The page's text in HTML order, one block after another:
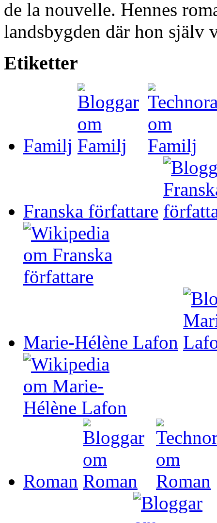
de la nouvelle. Hennes
landsbygden där hon själv
Etiketter
Familj
Franska författare
Marie-Hélène Lafon
Roman